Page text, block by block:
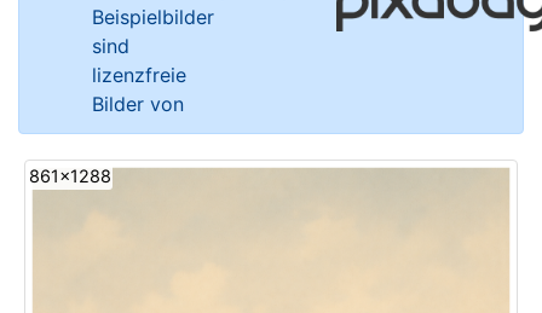
Beispielbilder
sind
lizenzfreie
Bilder von
861x1288